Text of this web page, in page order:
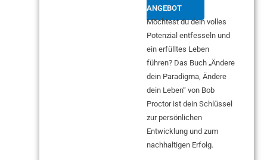
ANGEBOT
Möchtest du dein volles
Potenzial entfesseln und
ein erfülltes Leben
führen? Das Buch „Ändere
dein Paradigma, Ändere
dein Leben“ von Bob
Proctor ist dein Schlüssel
zur persönlichen
Entwicklung und zum
nachhaltigen Erfolg.